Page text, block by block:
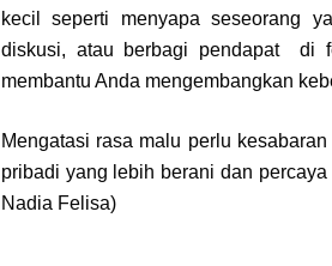
kecil seperti menyapa seseorang
diskusi, atau berbagi pendapat di
membantu Anda mengembangkan
Mengatasi rasa malu perlu
pribadi yang lebih berani dan
Nadia Felisa)